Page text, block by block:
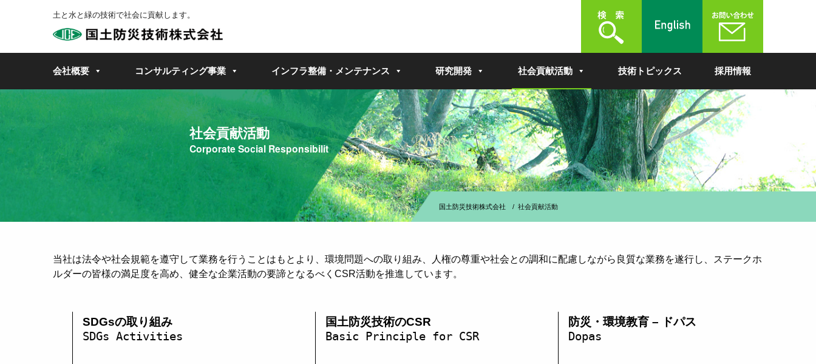
土と水と緑の技術で社会に貢献します。
会社概要 コンサルティング事業 インフラ整備・メンテナンス 研究開発 社会貢献活動 技術トピックス 採用情報
社会貢献活動
Corporate Social Responsibilit
国土防災技術株式会社 / 社会貢献活動
当社は法令や社会規範を遵守して業務を行うことはもとより、環境問題への取り組み、人権の尊重や社会との調和に配慮しながら良質な業務を遂行し、ステークホ
ルダーの皆様の満足度を高め、健全な企業活動の要諦となるべくCSR活動を推進しています。
SDGsの取り組み
SDGs Activities
国土防災技術のCSR
Basic Principle for CSR
防災・環境教育 – ドパス
Dopas